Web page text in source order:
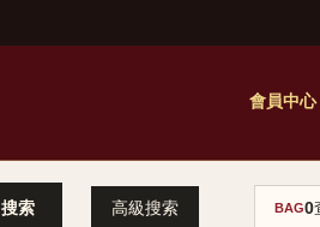
會員中心
高級搜索 BAG0